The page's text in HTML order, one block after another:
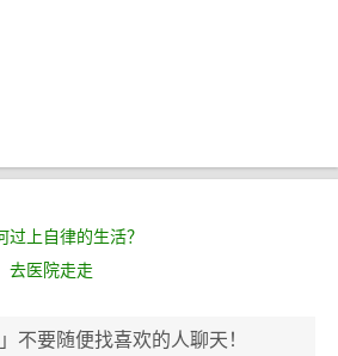
过上自律的生活？
去医院走走
不要随便找喜欢的人聊天！